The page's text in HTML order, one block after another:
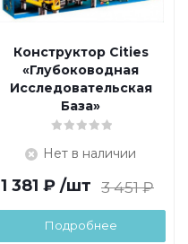
Конструктор Cities
«Глубоководная
Исследовательская
База»
Нет в наличии
1 381 ₽ /шт 3 451₽
Подробнее